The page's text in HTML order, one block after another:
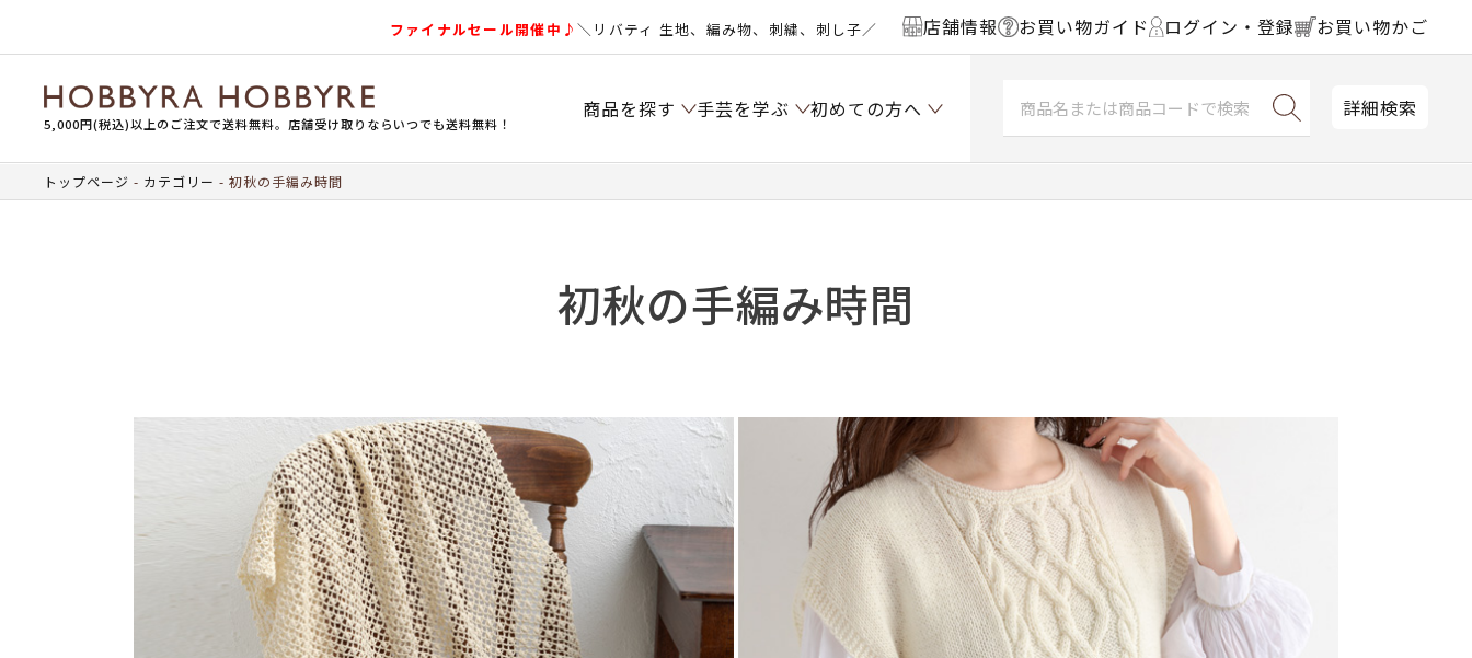
ファイナルセール開催中♪＼リバティ 生地、編み物、刺繍、刺し子／ 店舗情報 お買い物ガイド ログイン・登録 お買い物かご
5,000円(税込)以上のご注文で送料無料。店舗受け取りならいつでも送料無料！
商品を探す 手芸を学ぶ 初めての方へ 詳細検索
トップページ カテゴリー 初秋の手編み時間
初秋の手編み時間